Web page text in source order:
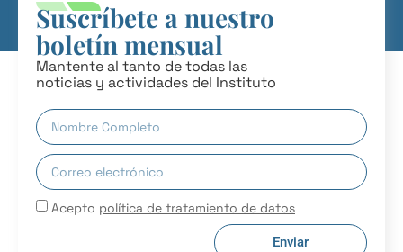
Suscríbete a nuestro
boletín mensual
Mantente al tanto de todas las
noticias y actividades del Instituto
Acepto política de tratamiento de datos
Enviar